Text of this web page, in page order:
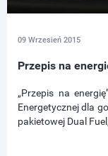
09 Wrzesień 2015
Przepis na
„Przepis na
Energetycznej dla
pakietowej Dual